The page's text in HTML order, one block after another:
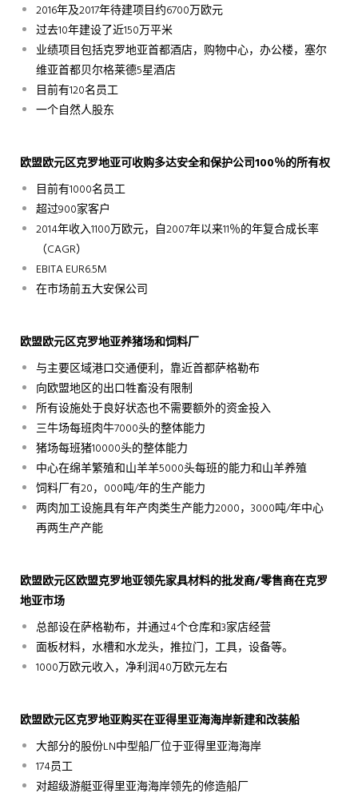
2016年及2017年待建项目约6700万欧元
过去10年建设了近150万平米
业绩项目包括克罗地亚首都酒店，购物中心，办公楼，塞尔
维亚首都贝尔格莱德5星酒店
目前有120名员工
一个自然人股东
欧盟欧元区克罗地亚可收购多达安全和保护公司100％的所有权
目前有1000名员工
超过900家客户
2014年收入1100万欧元，自2007年以来11％的年复合成长率
（CAGR）
EBITA EUR6.5M
在市场前五大安保公司
欧盟欧元区克罗地亚养猪场和饲料厂
与主要区域港口交通便利，靠近首都萨格勒布
向欧盟地区的出口牲畜没有限制
所有设施处于良好状态也不需要额外的资金投入
三牛场每班肉牛7000头的整体能力
猪场每班猪10000头的整体能力
中心在绵羊繁殖和山羊羊5000头每班的能力和山羊养殖
饲料厂有20，000吨/年的生产能力
两肉加工设施具有年产肉类生产能力2000，3000吨/年中心
再两生产产能
欧盟欧元区欧盟克罗地亚领先家具材料的批发商/零售商在克罗
地亚市场
总部设在萨格勒布，并通过4个仓库和3家店经营
面板材料，水槽和水龙头，推拉门，工具，设备等。
1000万欧元收入，净利润40万欧元左右
欧盟欧元区克罗地亚购买在亚得里亚海海岸新建和改装船
大部分的股份LN中型船厂位于亚得里亚海海岸
174员工
对超级游艇亚得里亚海海岸领先的修造船厂